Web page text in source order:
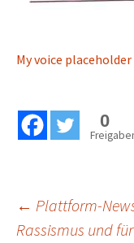
My voice placeholder
0
← Plattform-
Rassismus und